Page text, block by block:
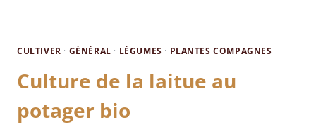
CULTIVER · GÉNÉRAL · LÉGUMES · PLANTES COMPAGNES
Culture de la laitue au
potager bio